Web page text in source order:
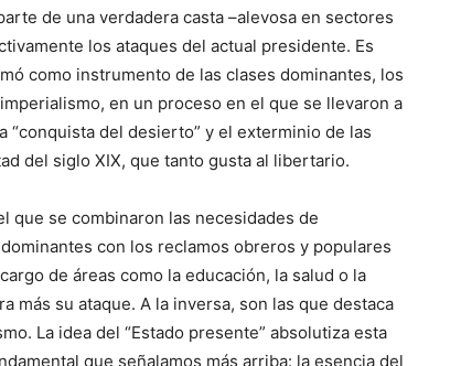
de una verdadera casta –alevosa en sectores
los ataques del actual presidente. Es
como instrumento de las clases dominantes, los
en un proceso en el que se llevaron a
“conquista del desierto” y el exterminio de las
del siglo XIX, que tanto gusta al libertario.
que se combinaron las necesidades de
con los reclamos obreros y populares
de áreas como la educación, la salud o la
más su ataque. A la inversa, son las que destaca
La idea del “Estado presente” absolutiza esta
que señalamos más arriba: la esencia del